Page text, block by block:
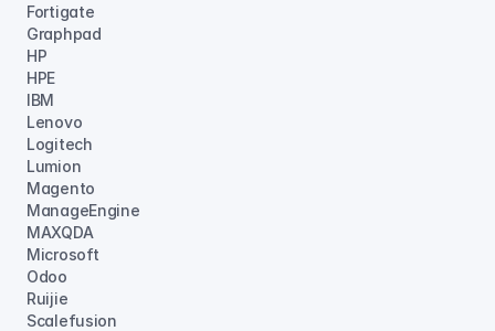
Fortigate
Graphpad
HP
HPE
IBM
Lenovo
Logitech
Lumion
Magento
ManageEngine
MAXQDA
Microsoft
Odoo
Ruijie
Scalefusion